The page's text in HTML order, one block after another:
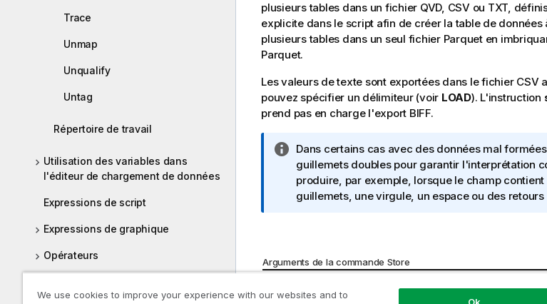
Trace
Unmap
Unqualify
Untag
Répertoire de travail
Utilisation des variables dans
l'éditeur de chargement de données
Expressions de script
Expressions de graphique
Opérateurs
plusieurs tables dans un fichier QVD, CSV ou TXT,
explicite dans le script afin de créer la table de données
plusieurs tables dans un seul fichier Parqueten
Parquet.
Les valeurs de texte sont exportées dans le fichier CSV
pouvez spécifier un délimiteur (voir LOAD). L'instruction
prend pas en charge l'export BIFF.
N
o
t
e
o
r
m
Dans certains cas avec des données mal
guillemets doubles pour garantir l'interprétation
produire, par exemple, lorsque le champ
guillemets, une virgule, un espace ou des retours
Arguments de la commande Store
We use cookies to improve your experience with our websites and to